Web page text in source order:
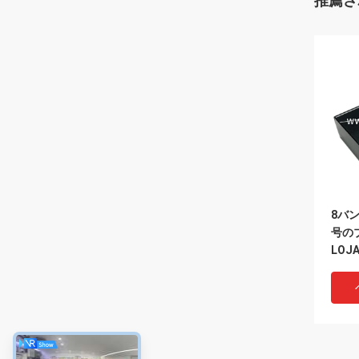
8バ
号の